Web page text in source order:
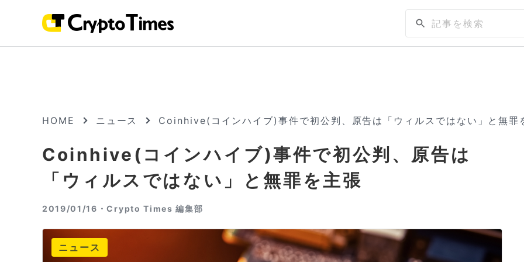
HOME ニュース Coinhive(コインハイブ)事件で初公判、原告は「ウィルスではない」と無罪
Coinhive(コインハイブ)事件で初公判、原告は
「ウィルスではない」と無罪を主張
2019/01/16・Crypto Times 編集部
ニュース